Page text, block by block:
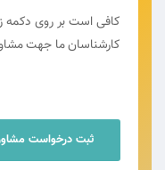
کافی است بر روی دکمه
کارشناسان ما جهت
ثبت درخواست